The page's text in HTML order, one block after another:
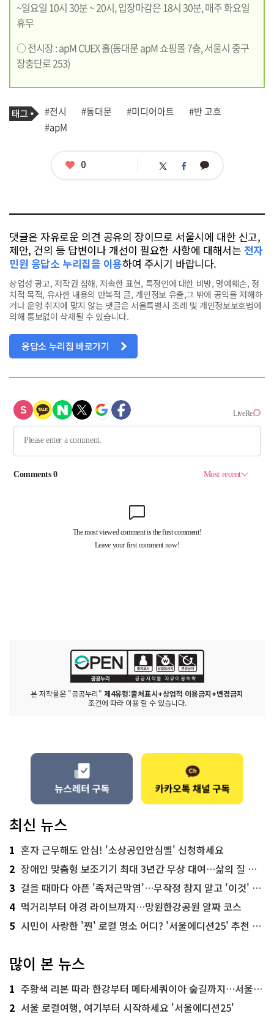
~일요일 10시 30분 ~ 20시, 입장마감은 18시 30분, 매주 화요일
휴무
○ 전시장 : apM CUEX 홀(동대문 apM 쇼핑몰 7층, 서울시 중구
장충단로 253)
기
사
관
련
태
그
#전시 #동대문 #미디어아트
#반 고흐
#apM
좋
0 트 페 카
댓글은 자유로운 의견 공유의 장이므로 서울시에 대한 신고,
제안, 건의 등 답변이나 개선이 필요한 사항에 대해서는 전자
민원 응답소 누리집을 이용하여 주시기 바랍니다.
상업성 광고, 저작권 침해, 저속한 표현, 특정인에 대한 비방, 명예훼손, 정
치적 목적, 유사한 내용의 반복적 글, 개인정보 유출,그 밖에 공익을 저해하
거나 운영 취지에 맞지 않는 댓글은 서울특별시 조례 및 개인정보보호법에
의해 통보없이 삭제될 수 있습니다.
응답소 누리집 바로가기
본 저작물은 "공공누리" 제4유형:출처표시+상업적 이용금지+변경금지
조건에 따라 이용 할 수 있습니다.
최신 뉴스
1 혼자 근무해도 안심! '소상공인안심벨' 신청하세요
2 장애인 맞춤형 보조기기 최대 3년간 무상 대여…삶의 질 높인다
3 걸을 때마다 아픈 '족저근막염'…무작정 참지 말고 '이것' 해보세요!
4 먹거리부터 야경 라이브까지…망원한강공원 알짜 코스
5 시민이 사랑한 '찐' 로컬 명소 어디? '서울에디션25' 추천 코스
많이 본 뉴스
1 주황색 리본 따라 한강부터 메타세쿼이아 숲길까지…서울둘레길 15코스
2 서울 로컬여행, 여기부터 시작하세요 '서울에디션25'